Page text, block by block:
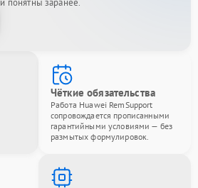
и понятны заранее.
Чёткие обязательства
Работа Huawei RemSupport
сопровождается прописанными
гарантийными условиями — без
размытых формулировок.